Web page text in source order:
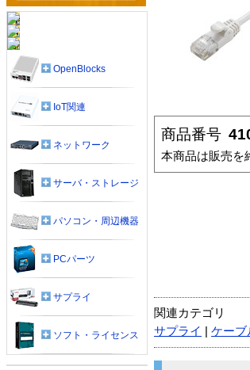
商品番号
本商品は販売を
関連カテゴリ
サプライ
ケーブ
OpenBlocks
IoT関連
ネットワーク
サーバ・ストレージ
パソコン・周辺機器
PCパーツ
サプライ
ソフト・ライセンス